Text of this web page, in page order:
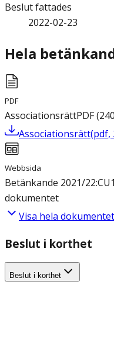
Beslut fattades
2022-02-23
Hela
PDF
AssociationsrättPDF(240
Associationsrätt(pdf,
Webbsida
Betänkande 2021/
dokumentet
Visa hela
Beslut i korthet
Beslut i korthet